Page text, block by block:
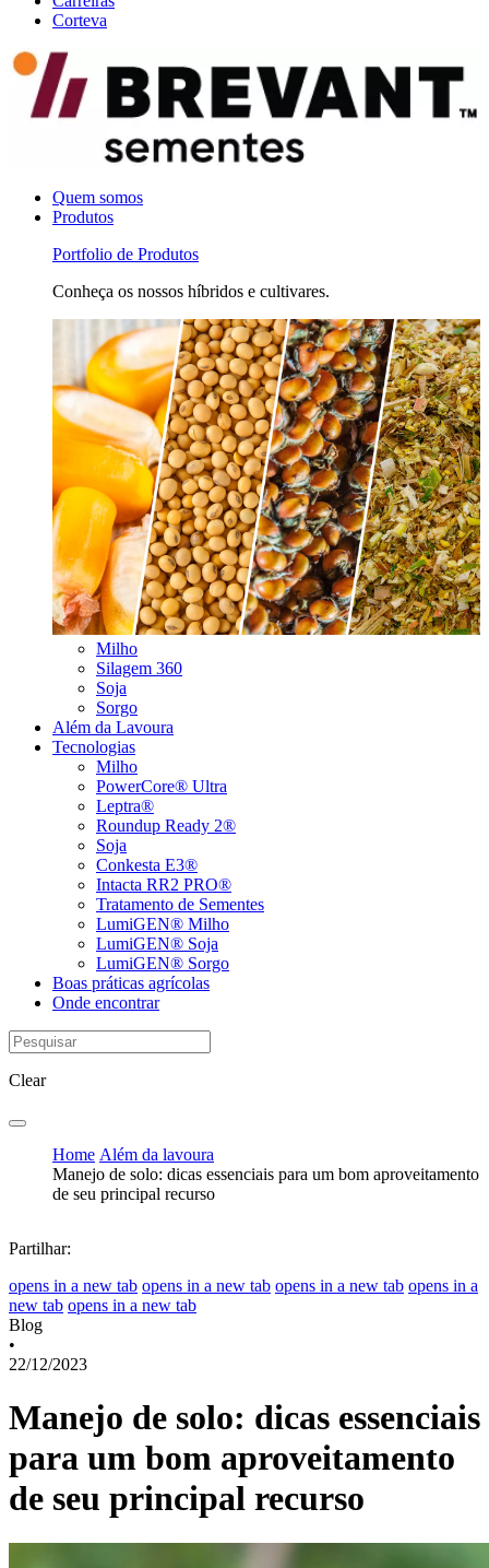
Corteva
Quem somos
Produtos
Portfolio de Produtos
Conheça os nossos híbridos e cultivares.
Milho
Silagem 360
Soja
Sorgo
Além da Lavoura
Tecnologias
Milho
PowerCore® Ultra
Leptra®
Roundup Ready 2®
Soja
Conkesta E3®
Intacta RR2 PRO®
Tratamento de Sementes
LumiGEN® Milho
LumiGEN® Soja
LumiGEN® Sorgo
Boas práticas agrícolas
Onde encontrar
Clear
Home Além da lavoura
Manejo de solo: dicas essenciais para um bom aproveitamento
de seu principal recurso
Partilhar:
opens in a new tab opens in a new tab opens in a new tab opens in a
new tab opens in a new tab
Blog
•
22/12/2023
Manejo de solo: dicas essenciais
para um bom aproveitamento
de seu principal recurso